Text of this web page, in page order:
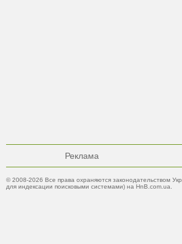
Реклама
© 2008-2026 Все права охраняются законодательством
для индексации поисковыми системами) на HnB.com.ua.